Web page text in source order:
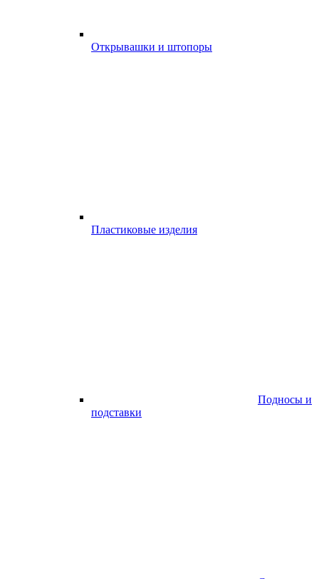
Открывашки и штопоры
Пластиковые изделия
Подносы и
подставки